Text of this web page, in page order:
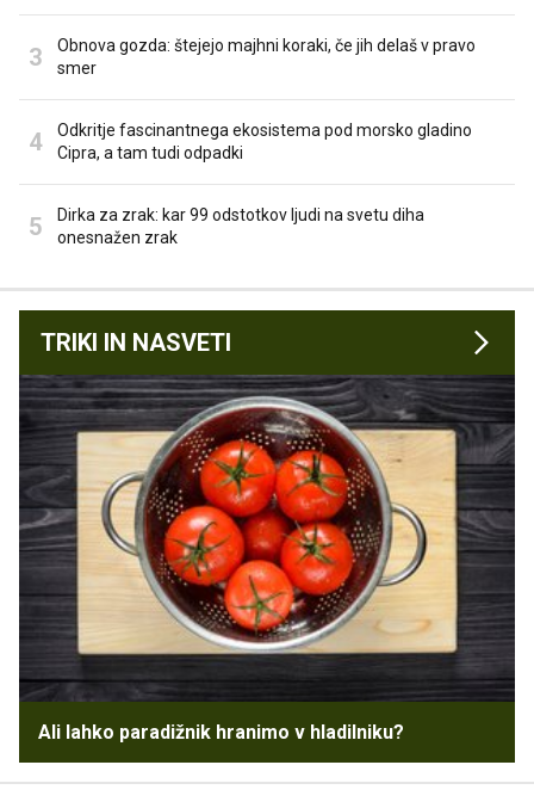
Obnova gozda: štejejo majhni koraki, če jih delaš v pravo
smer
Odkritje fascinantnega ekosistema pod morsko gladino
Cipra, a tam tudi odpadki
Dirka za zrak: kar 99 odstotkov ljudi na svetu diha
onesnažen zrak
TRIKI IN NASVETI
Ali lahko paradižnik hranimo v hladilniku?